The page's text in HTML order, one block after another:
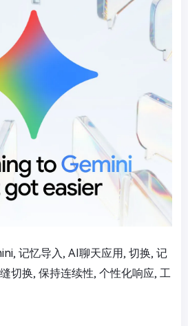
记忆导入, AI聊天应用, 切换, 记
切换, 保持连续性, 个性化响应, 工